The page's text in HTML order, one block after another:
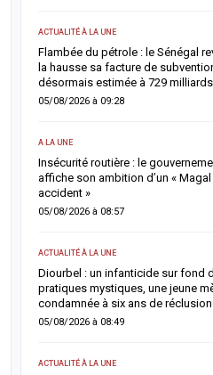
ACTUALITÉ À LA UNE
Flambée du pétrole : le Sénégal
la hausse sa facture de
désormais estimée à 729 milliards
05/08/2026 à 09:28
A LA UNE
Insécurité routière : le
affiche son ambition d’un «
accident »
05/08/2026 à 08:57
ACTUALITÉ À LA UNE
Diourbel : un infanticide sur fond
pratiques mystiques, une jeune
condamnée à six ans de réclusion
05/08/2026 à 08:49
ACTUALITÉ À LA UNE